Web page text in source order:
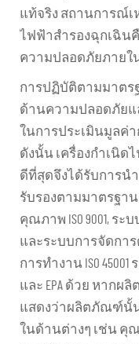
แท้จริง สถานการณ์เ
ไฟฟ้าสำรองฉุกเฉิน
ความปลอดภัยภายใ
การปฏิบัติตามมาตร
ด้านความปลอดภัย
ในการประเมินมูลค่
ดังนั้น เครื่องกำเนิด
ดีที่สุดจึงได้รับการน
รับรองตามมาตรฐา
คุณภาพ ISO 9001, ระ
และระบบการจัดกา
การทำงาน ISO
และ EPA ด้วย หาก
แสดงว่าผลิตภัณฑ์นั้
ในด้านต่างๆ เช่น คุ